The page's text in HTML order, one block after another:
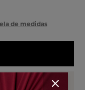
de medidas